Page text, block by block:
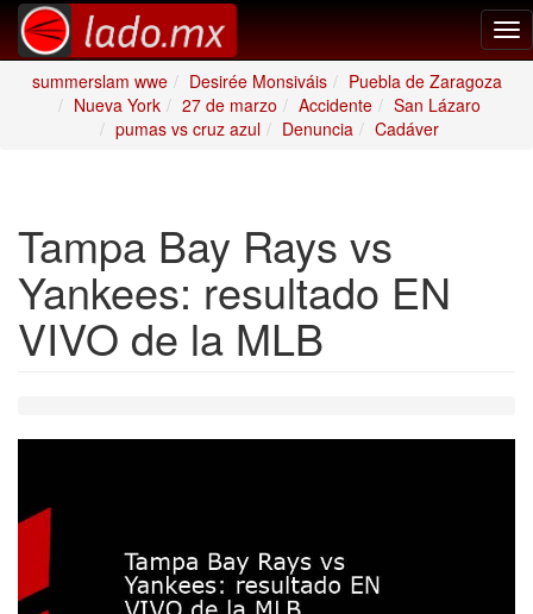
summerslam wwe
Desirée Monsiváis
Puebla de Zaragoza
Nueva York
27 de marzo Accidente
San Lázaro
pumas vs cruz azul
Denuncia Cadáver
Tampa Bay Rays vs
Yankees: resultado EN
VIVO de la MLB